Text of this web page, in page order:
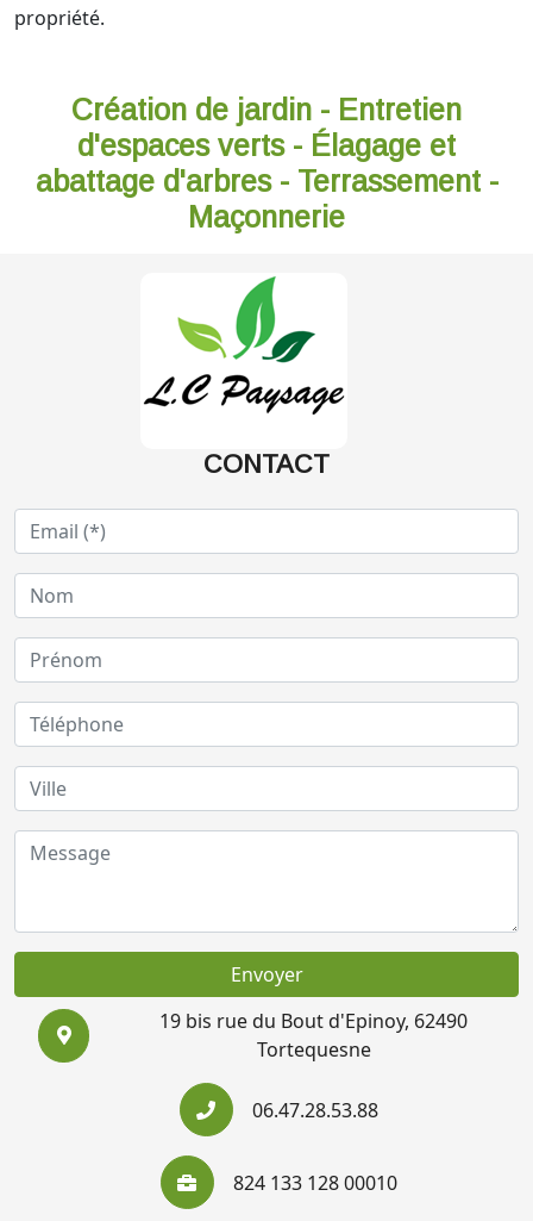
propriété.
Création de jardin - Entretien
d'espaces verts - Élagage et
abattage d'arbres - Terrassement -
Maçonnerie
CONTACT
Envoyer
19 bis rue du Bout d'Epinoy, 62490
Tortequesne
06.47.28.53.88
824 133 128 00010